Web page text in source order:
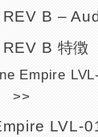
B –
B 特徴
Empire
>>
LVL-